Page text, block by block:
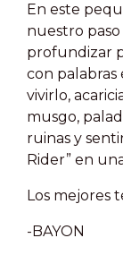
En este
nuestro
profundizar
con
vivirlo,
musgo,
ruinas y
Rider” en
Los mejores
-BAYON